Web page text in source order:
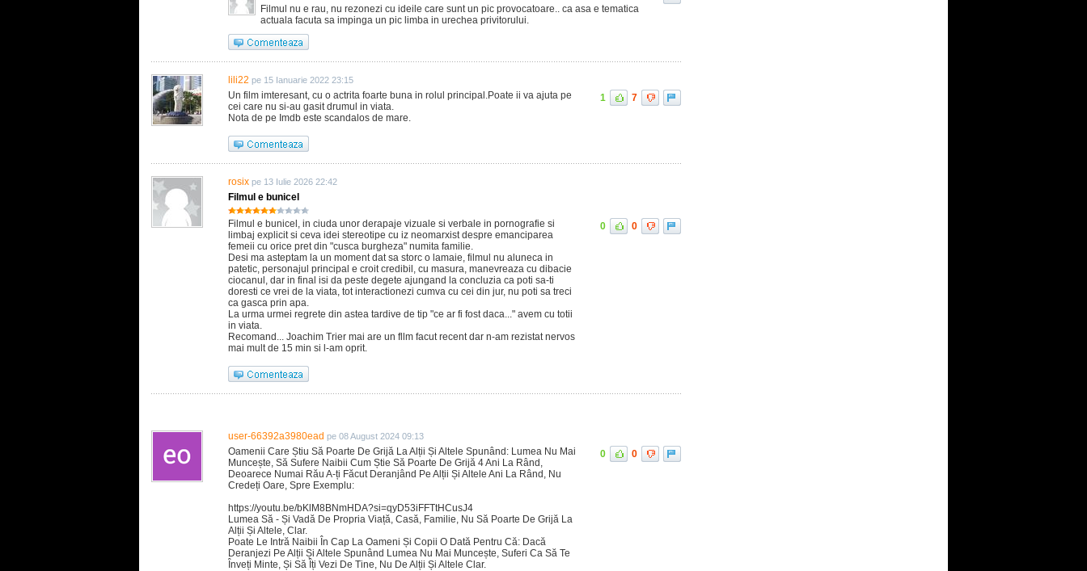
Filmul nu e rau, nu rezonezi cu ideile care sunt un pic provocatoare.. ca asa e tematica
actuala facuta sa impinga un pic limba in urechea privitorului.
lili22 pe 15 Ianuarie 2022 23:15
Un film imteresant, cu o actrita foarte buna in rolul principal.Poate ii va ajuta pe
cei care nu si-au gasit drumul in viata.
Nota de pe Imdb este scandalos de mare.
1 7
rosix pe 13 Iulie 2026 22:42
Filmul e bunicel
Filmul e bunicel, in ciuda unor derapaje vizuale si verbale in pornografie si
limbaj explicit si ceva idei stereotipe cu iz neomarxist despre emanciparea
femeii cu orice pret din "cusca burgheza" numita familie.
Desi ma asteptam la un moment dat sa storc o lamaie, filmul nu aluneca in
patetic, personajul principal e croit credibil, cu masura, manevreaza cu dibacie
ciocanul, dar in final isi da peste degete ajungand la concluzia ca poti sa-ti
doresti ce vrei de la viata, tot interactionezi cumva cu cei din jur, nu poti sa treci
ca gasca prin apa.
La urma urmei regrete din astea tardive de tip "ce ar fi fost daca..." avem cu totii
in viata.
Recomand... Joachim Trier mai are un fllm facut recent dar n-am rezistat nervos
mai mult de 15 min si l-am oprit.
0 0
user-66392a3980ead pe 08 August 2024 09:13
Oamenii Care Știu Să Poarte De Grijă La Alții Și Altele Spunând: Lumea Nu Mai
Muncește, Să Sufere Naibii Cum Știe Să Poarte De Grijă 4 Ani La Rând,
Deoarece Numai Rău A-ți Făcut Deranjând Pe Alții Și Altele Ani La Rând, Nu
Credeți Oare, Spre Exemplu:
https://youtu.be/bKlM8BNmHDA?si=qyD53iFFTtHCusJ4
Lumea Să - Și Vadă De Propria Viață, Casă, Familie, Nu Să Poarte De Grijă La
Alții Și Altele, Clar.
Poate Le Intră Naibii În Cap La Oameni Și Copii O Dată Pentru Că: Dacă
Deranjezi Pe Alții Și Altele Spunând Lumea Nu Mai Muncește, Suferi Ca Să Te
Înveți Minte, Și Să Îți Vezi De Tine, Nu De Alții Și Altele Clar.
0 0